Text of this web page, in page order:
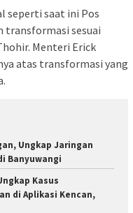
seperti saat ini Pos
transformasi sesuai
Menteri Erick
atas transformasi yang
Ungkap Jaringan
Banyuwangi
Kasus
di Aplikasi Kencan,